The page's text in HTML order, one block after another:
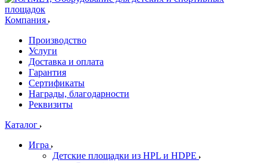
Компания
Производство
Услуги
Доставка и оплата
Гарантия
Сертификаты
Награды, благодарности
Реквизиты
Каталог
Игра
Детские площадки из HPL и HDPE